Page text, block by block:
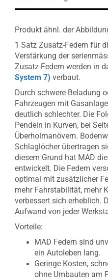
Produkt ähnl. der
1 Satz Zusatz-Federn für
Verstärkung der
Zusatz-Federn werden in
System 7) verbaut.
Durch schwere Beladung
Fahrzeugen mit
deutlich schlechter. Die
Pendeln in Kurven, bei
Überholmanövern.
Schlaglöcher übertragen
diesem Grund hat MAD
entwickelt. Die Federn
optimal mit zusätzlicher
mehr Fahrstabilität, mehr
verbessert sich erheblich.
Aufwand von jeder
Vorteile:
MAD Federn sind
ein Autoleben lang.
Geringe Kosten,
ohne Umbauten am